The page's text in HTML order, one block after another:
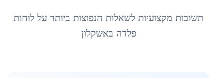
תשובות מקצועיות לשאלות הנפוצות ביותר על לוחות
פלדה באשקלון